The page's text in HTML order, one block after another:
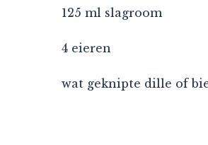
125 ml slagroom
4 eieren
wat geknipte dille of